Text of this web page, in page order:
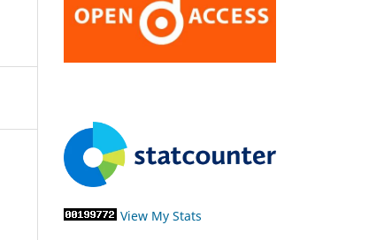
View My Stats